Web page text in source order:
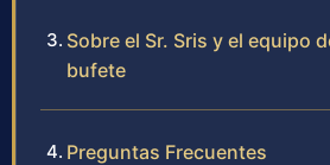
Sobre el Sr. Sris y el equipo
bufete
Preguntas Frecuentes